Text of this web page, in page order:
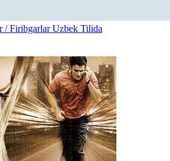
/ Firibgarlar Uzbek Tilida